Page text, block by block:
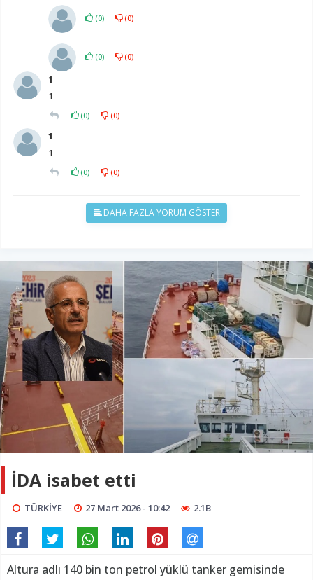
(0) (0)
(0) (0)
1
1
(0) (0)
1
1
(0) (0)
DAHA FAZLA YORUM GÖSTER
İDA isabet etti
TÜRKİYE 27 Mart 2026 - 10:42 2.1B
Altura adlı 140 bin ton petrol yüklü tanker gemisinde